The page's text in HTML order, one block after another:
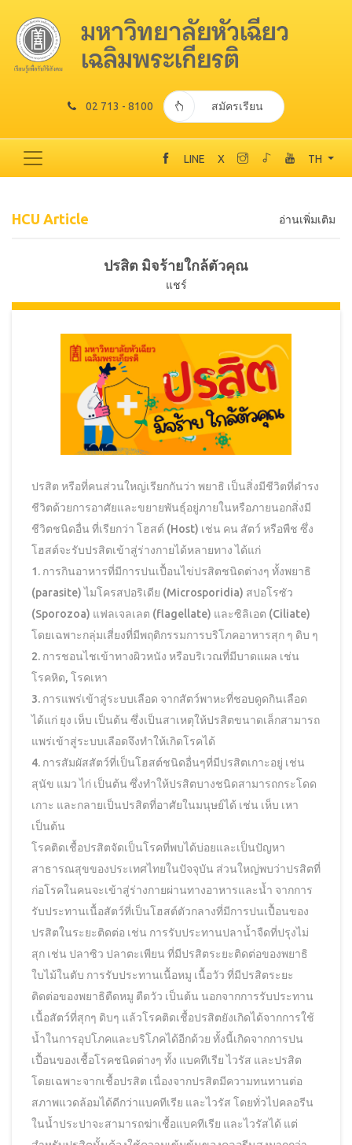
02 713 - 8100 สมัครเรียน
LINE X TH
HCU Article อ่านเพิ่มเติม
ปรสิต มิจร้ายใกล้ตัวคุณ
แชร์
ปรสิต หรือที่คนส่วนใหญ่เรียกกันว่า พยาธิ เป็นสิ่งมีชีวิตที่ดำรง
ชีวิตด้วยการอาศัยและขยายพันธุ์อยู่ภายในหรือภายนอกสิ่งมี
ชีวิตชนิดอื่น ที่เรียกว่า โฮสต์ (Host) เช่น คน สัตว์ หรือพืช ซึ่ง
โฮสต์จะรับปรสิตเข้าสู่ร่างกายได้หลายทาง ได้แก่
1. การกินอาหารที่มีการปนเปื้อนไข่ปรสิตชนิดต่างๆ ทั้งพยาธิ
(parasite) ไมโครสปอริเดีย (Microsporidia) สปอโรซัว
(Sporozoa) แฟลเจลเลต (flagellate) และซิลิเอต (Ciliate)
โดยเฉพาะกลุ่มเสี่ยงที่มีพฤติกรรมการบริโภคอาหารสุก ๆ ดิบ ๆ
2. การชอนไชเข้าทางผิวหนัง หรือบริเวณที่มีบาดแผล เช่น
โรคหิด, โรคเหา
3. การแพร่เข้าสู่ระบบเลือด จากสัตว์พาหะที่ชอบดูดกินเลือด
ได้แก่ ยุง เห็บ เป็นต้น ซึ่งเป็นสาเหตุให้ปรสิตขนาดเล็กสามารถ
แพร่เข้าสู่ระบบเลือดจึงทำให้เกิดโรคได้
4. การสัมผัสสัตว์ที่เป็นโฮสต์ชนิดอื่นๆที่มีปรสิตเกาะอยู่ เช่น
สุนัข แมว ไก่ เป็นต้น ซึ่งทำให้ปรสิตบางชนิดสามารถกระโดด
เกาะ และกลายเป็นปรสิตที่อาศัยในมนุษย์ได้ เช่น เห็บ เหา
เป็นต้น
โรคติดเชื้อปรสิตจัดเป็นโรคที่พบได้บ่อยและเป็นปัญหา
สาธารณสุขของประเทศไทยในปัจจุบัน ส่วนใหญ่พบว่าปรสิตที่
ก่อโรคในคนจะเข้าสู่ร่างกายผ่านทางอาหารและน้ำ จากการ
รับประทานเนื้อสัตว์ที่เป็นโฮสต์ตัวกลางที่มีการปนเปื้อนของ
ปรสิตในระยะติดต่อ เช่น การรับประทานปลาน้ำจืดที่ปรุงไม่
สุก เช่น ปลาซิว ปลาตะเพียน ที่มีปรสิตระยะติดต่อของพยาธิ
ใบไม้ในตับ การรับประทานเนื้อหมู เนื้อวัว ที่มีปรสิตระยะ
ติดต่อของพยาธิตืดหมู ตืดวัว เป็นต้น นอกจากการรับประทาน
เนื้อสัตว์ที่สุกๆ ดิบๆ แล้วโรคติดเชื้อปรสิตยังเกิดได้จากการใช้
น้ำในการอุปโภคและบริโภคได้อีกด้วย ทั้งนี้เกิดจากการปน
เปื้อนของเชื้อโรคชนิดต่างๆ ทั้ง แบคทีเรีย ไวรัส และปรสิต
โดยเฉพาะจากเชื้อปรสิต เนื่องจากปรสิตมีความทนทานต่อ
สภาพแวดล้อมได้ดีกว่าแบคทีเรีย และไวรัส โดยทั่วไปคลอรีน
ในน้ำประปาจะสามารถฆ่าเชื้อแบคทีเรีย และไวรัสได้ แต่